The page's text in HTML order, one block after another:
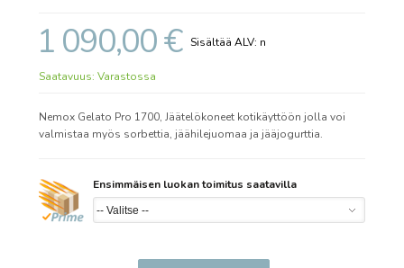
1 090,00 €
Saatavuus: Varastossa
Nemox Gelato Pro 1700, Jäätelökoneet kotikäyttöön jolla voi
valmistaa myös sorbettia, jäähilejuomaa ja jääjogurttia.
Ensimmäisen luokan toimitus saatavilla